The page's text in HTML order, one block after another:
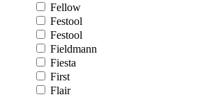
Fellow
Festool
Festool
Fieldmann
Fiesta
First
Flair